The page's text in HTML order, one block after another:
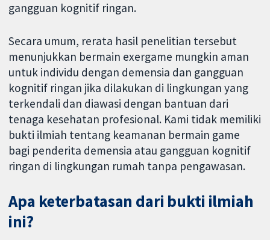
gangguan kognitif ringan.
Secara umum, rerata hasil penelitian tersebut
menunjukkan bermain exergame mungkin aman
untuk individu dengan demensia dan gangguan
kognitif ringan jika dilakukan di lingkungan yang
terkendali dan diawasi dengan bantuan dari
tenaga kesehatan profesional. Kami tidak memiliki
bukti ilmiah tentang keamanan bermain game
bagi penderita demensia atau gangguan kognitif
ringan di lingkungan rumah tanpa pengawasan.
Apa keterbatasan dari bukti ilmiah
ini?